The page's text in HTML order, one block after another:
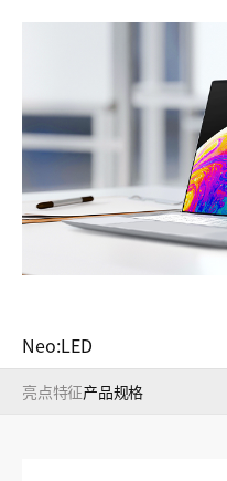
Neo:LED
亮点特征产品规格